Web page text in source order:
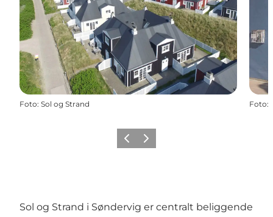
Foto: Sol og Strand Foto:
ForrigeNæste
Sol og Strand i Søndervig er centralt beliggende